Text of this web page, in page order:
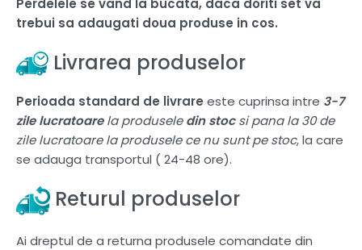
trebui sa adaugati doua produse in cos.
Livrarea produselor
Perioada standard de livrare este cuprinsa intre 3-7
zile lucratoarela produseledin stocsi pana la 30 de
zile lucratoare la produsele ce nu sunt pe stoc, la care
se adauga transportul ( 24-48 ore).
Returul produselor
Ai dreptul de a returna produsele comandate din